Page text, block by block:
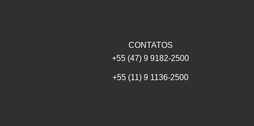
CONTATOS
+55 (47) 9 9182-2500
+55 (11) 9 1136-2500